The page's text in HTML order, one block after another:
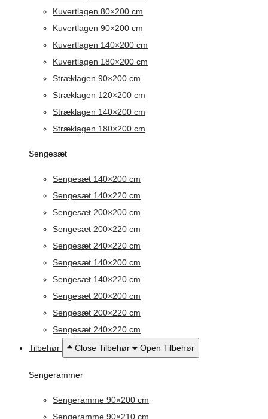
Kuvertlagen 80×200 cm
Kuvertlagen 90×200 cm
Kuvertlagen 140×200 cm
Kuvertlagen 180×200 cm
Stræklagen 90×200 cm
Stræklagen 120×200 cm
Stræklagen 140×200 cm
Stræklagen 180×200 cm
Sengesæt
Sengesæt 140×200 cm
Sengesæt 140×220 cm
Sengesæt 200×200 cm
Sengesæt 200×220 cm
Sengesæt 240×220 cm
Sengesæt 140×200 cm
Sengesæt 140×220 cm
Sengesæt 200×200 cm
Sengesæt 200×220 cm
Sengesæt 240×220 cm
Tilbehør
Close Tilbehør Open Tilbehør
Sengerammer
Sengeramme 90×200 cm
Sengeramme 90×210 cm